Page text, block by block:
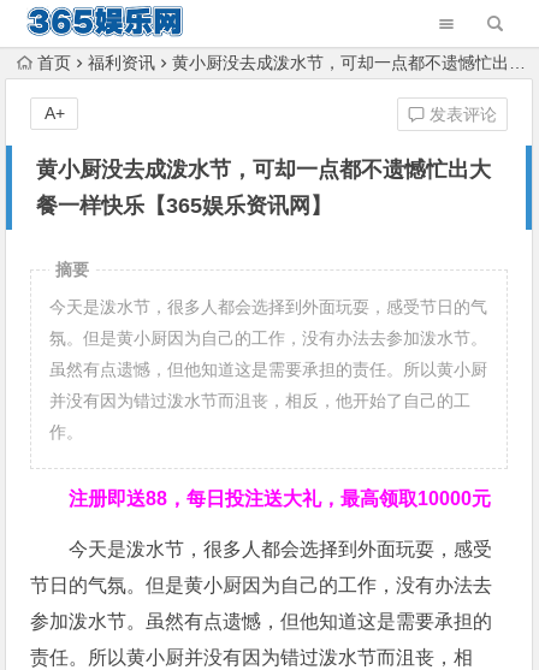
首页 福利资讯 黄小厨没去成泼水节，可却一点都不遗憾忙出大餐一样快乐【365娱乐资讯网】
黄小厨没去成泼水节，可却一点都不遗憾忙出大
餐一样快乐【365娱乐资讯网】
发表评论
A+
摘要
今天是泼水节，很多人都会选择到外面玩耍，感受节日的气
氛。但是黄小厨因为自己的工作，没有办法去参加泼水节。
虽然有点遗憾，但他知道这是需要承担的责任。所以黄小厨
并没有因为错过泼水节而沮丧，相反，他开始了自己的工
作。
注册即送88，每日投注送大礼，最高领取10000元
今天是泼水节，很多人都会选择到外面玩耍，感受
节日的气氛。但是黄小厨因为自己的工作，没有办法去
参加泼水节。虽然有点遗憾，但他知道这是需要承担的
责任。所以黄小厨并没有因为错过泼水节而沮丧，相